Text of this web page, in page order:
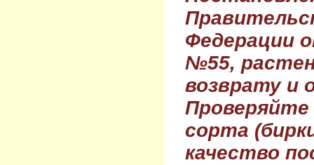
Федерации
№55,
возврату и
Проверяйте
сорта
качество